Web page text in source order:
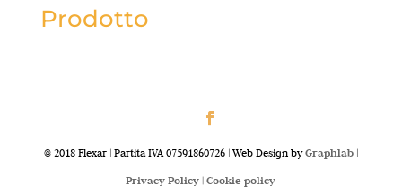
Prodotto
@ 2018 Flexar | Partita IVA 07591860726 | Web Design byGraphlab|
Privacy Policy |Cookie policy